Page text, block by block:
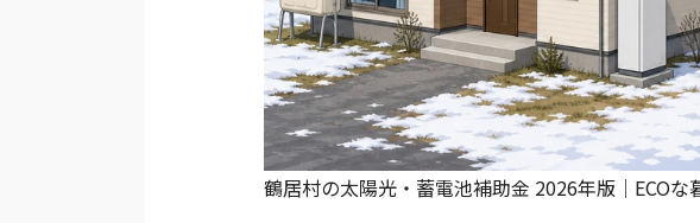
鶴居村の太陽光・蓄電池補助金 2026年版｜ECOな